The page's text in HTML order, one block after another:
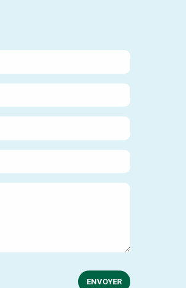
ENVOYER